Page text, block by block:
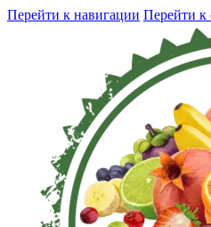
Перейти к навигации Перейти